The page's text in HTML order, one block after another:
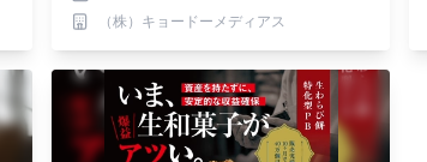
（株）キョードーメディアス